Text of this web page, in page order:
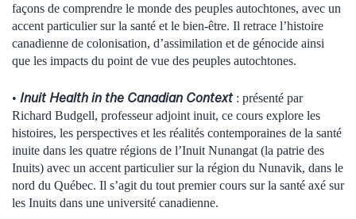
façons de comprendre le monde des peuples autochtones, avec un
accent particulier sur la santé et le bien-être. Il retrace l’histoire
canadienne de colonisation, d’assimilation et de génocide ainsi
que les impacts du point de vue des peuples autochtones.
• Inuit Health in the Canadian Context : présenté par
Richard Budgell, professeur adjoint inuit, ce cours explore les
histoires, les perspectives et les réalités contemporaines de la santé
inuite dans les quatre régions de l’Inuit Nunangat (la patrie des
Inuits) avec un accent particulier sur la région du Nunavik, dans le
nord du Québec. Il s’agit du tout premier cours sur la santé axé sur
les Inuits dans une université canadienne.